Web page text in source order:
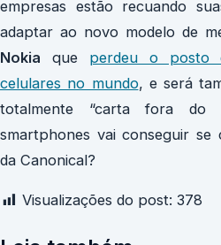
empresas estão recuando
adaptar ao novo modelo de
Nokia que perdeu o posto
celulares no mundo, e será
totalmente “carta fora do
smartphones vai conseguir se
da Canonical?
Visualizações do post: 378